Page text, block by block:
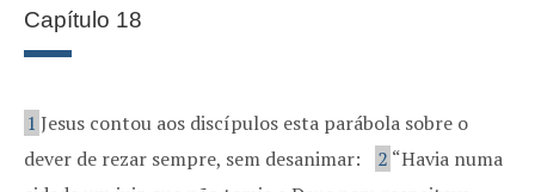
Capítulo 18
1 Jesus contou aos discípulos esta parábola sobre o
dever de rezar sempre, sem desanimar:
2 “Havia numa